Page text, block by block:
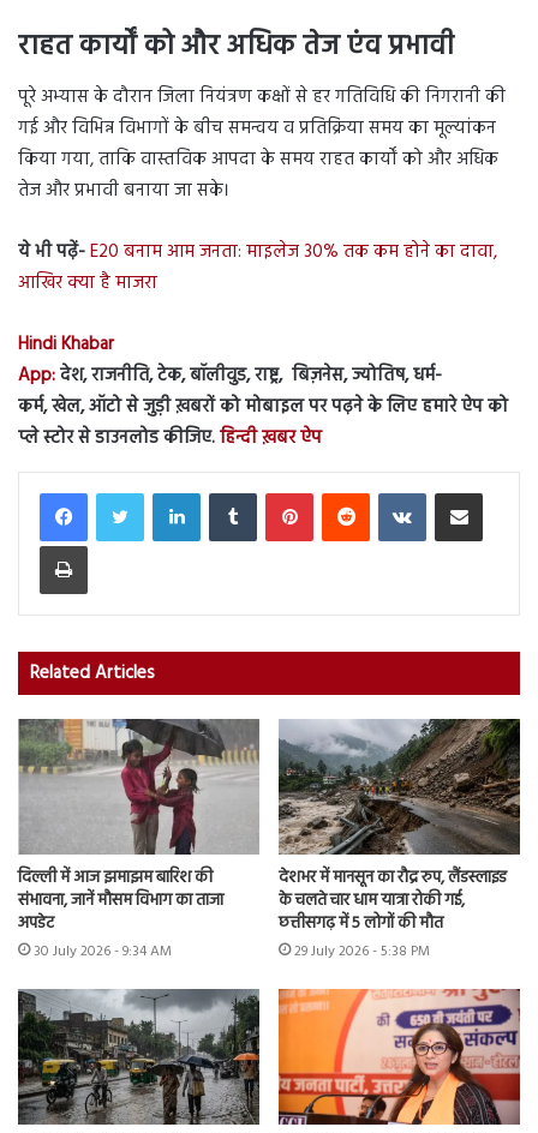
राहत कार्यों को और अधिक तेज एंव प्रभावी
पूरे अभ्यास के दौरान जिला नियंत्रण कक्षों से हर गतिविधि की निगरानी की
गई और विभिन्न विभागों के बीच समन्वय व प्रतिक्रिया समय का मूल्यांकन
किया गया, ताकि वास्तविक आपदा के समय राहत कार्यों को और अधिक
तेज और प्रभावी बनाया जा सके।
ये भी पढ़ें-E20 बनाम आम जनता: माइलेज 30% तक कम होने का दावा,
आखिर क्या है माजरा
Hindi Khabar
App:देश, राजनीति, टेक, बॉलीवुड, राष्ट्र, बिज़नेस, ज्योतिष, धर्म-
कर्म, खेल, ऑटो से जुड़ी ख़बरों को मोबाइल पर पढ़ने के लिए हमारे ऐप को
प्ले स्टोर से डाउनलोड कीजिए.हिन्दी ख़बर ऐप
LinkedInTumblr PinterestReddit VKontakteShare via Email
Print
Related Articles
दिल्ली में आज झमाझम बारिश की
संभावना, जानें मौसम विभाग का ताजा
अपडेट
30 July 2026 - 9:34 AM
देशभर में मानसून का रौद्र रुप, लैंडस्लाइड
के चलते चार धाम यात्रा रोकी गई,
छत्तीसगढ़ में 5 लोगों की मौत
29 July 2026 - 5:38 PM